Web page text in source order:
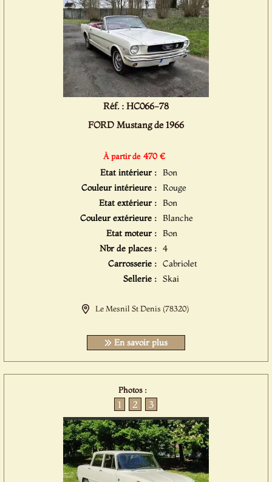
Réf. : HC066-78
FORD Mustang de 1966
À partir de 470 €
Etat intérieur : Bon
Couleur intérieure : Rouge
Etat extérieur : Bon
Couleur extérieure : Blanche
Etat moteur : Bon
Nbr de places : 4
Carrosserie : Cabriolet
Sellerie : Skai
Le Mesnil St Denis (78320)
En savoir plus
Photos :
1 2 3